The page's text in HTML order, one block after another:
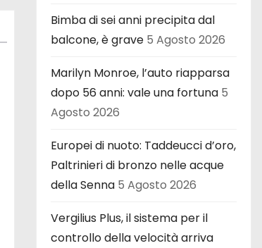
Bimba di sei anni precipita dal
balcone, è grave 5 Agosto 2026
Marilyn Monroe, l’auto riapparsa
dopo 56 anni: vale una fortuna 5
Agosto 2026
Europei di nuoto: Taddeucci d’oro,
Paltrinieri di bronzo nelle acque
della Senna 5 Agosto 2026
Vergilius Plus, il sistema per il
controllo della velocità arriva